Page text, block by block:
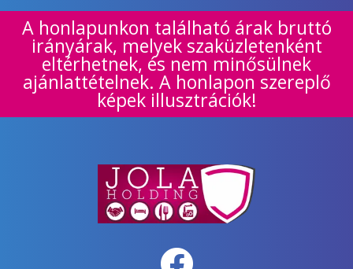
A honlapunkon található árak bruttó
irányárak, melyek szaküzletenként
eltérhetnek, és nem minősülnek
ajánlattételnek. A honlapon szereplő
képek illusztrációk!